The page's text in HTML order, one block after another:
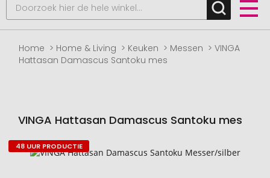
Home Home & Living Keuken Messen
VINGA
Hattasan Damascus Santoku mes
VINGA Hattasan Damascus Santoku mes
Naar
48 UUR PRODUCTIE